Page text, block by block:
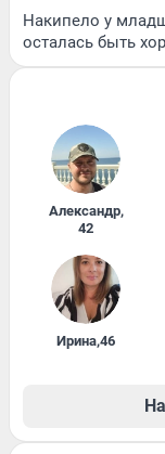
Накипело у
осталась быть
Александр,
42
Ирина,46